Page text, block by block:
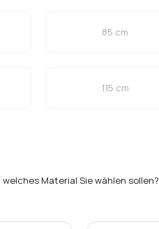
85 cm
115 cm
Material Sie wählen sollen?